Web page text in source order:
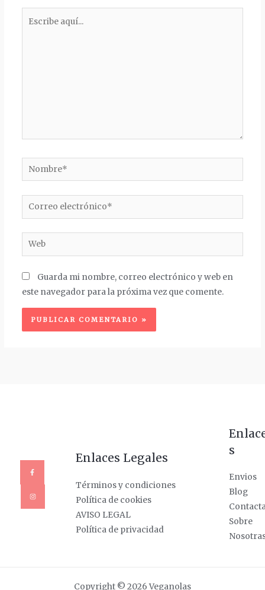
Nombre*
Correo
electrónico*
Web
Guarda mi nombre, correo electrónico y web en
este navegador para la próxima vez que comente.
Enlaces Legales
Términos y condiciones
Política de cookies
AVISO LEGAL
Política de privacidad
s
Envios
Blog
Sobre
Copyright © 2026 Veganolas